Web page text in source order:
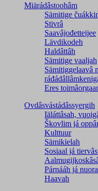
Miärádâstoohâm
Sämitige
Stivrâ
Saavâjođetteijee
Lävdikodeh
Haldâttâh
Sämitige vaaljah
Sämitiggelaavâ
Eres
Ovdâsvástádâssyergih
Iäláttâsah,
Škovlim já
Kulttuur
Sämikielah
Sosiaal já
Párnááh já
Haavah